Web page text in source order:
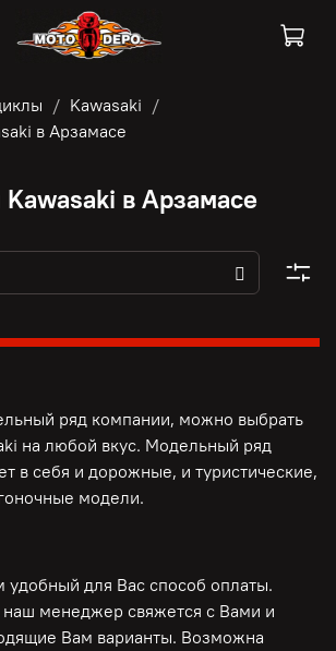
Kawasaki
в Арзамасе
в Арзамасе
ряд компании, можно выбрать
на любой вкус. Модельный ряд
в себя и дорожные, и туристические,
модели.
для Вас способ оплаты.
менеджер свяжется с Вами и
Вам варианты. Возможна